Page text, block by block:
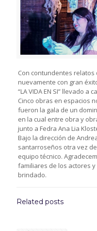
Con contundentes
nuevamente con gran
“LA VIDA EN SI” llevado
Cinco obras en espacios
fueron la gala de un
en la cual entre obra y
junto a Fedra Ana Lia
Bajo la dirección de
santarroseños otra vez
equipo técnico.
familiares de los actores
brindado.
Related posts